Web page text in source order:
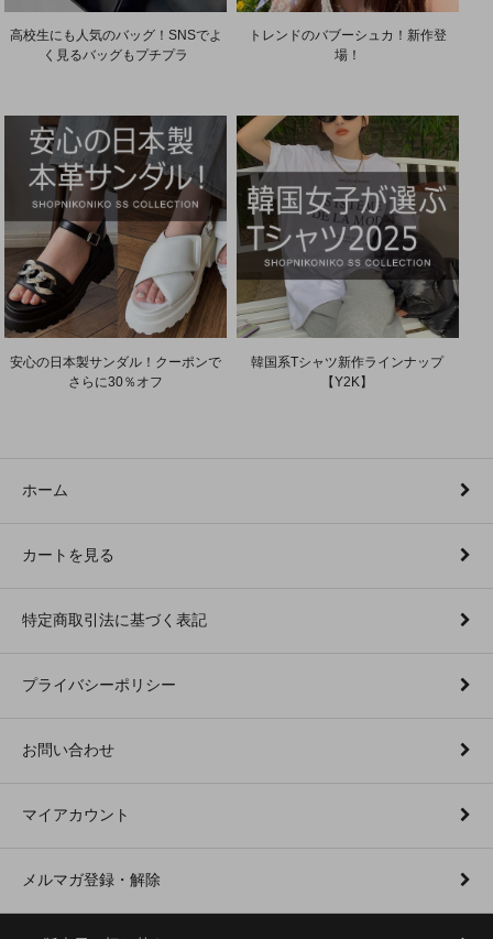
高校生にも人気のバッグ！SNSでよ
く見るバッグもプチプラ
トレンドのバブーシュカ！新作登
場！
安心の日本製サンダル！クーポンで
さらに30％オフ
韓国系Tシャツ新作ラインナップ
【Y2K】
ホーム
カートを見る
特定商取引法に基づく表記
プライバシーポリシー
お問い合わせ
マイアカウント
メルマガ登録・解除